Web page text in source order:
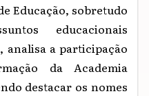
Educação, sobretudo
educacionais
analisa a participação
da Academia
destacar os nomes